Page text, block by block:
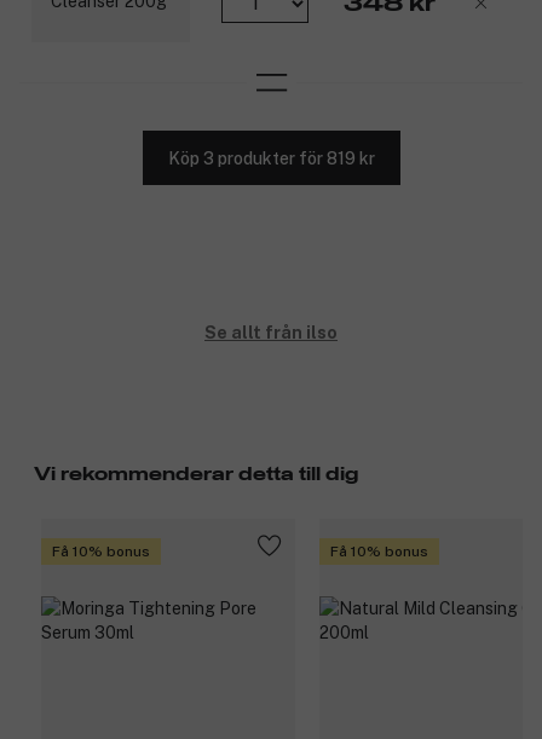
Köp 3 produkter för 819 kr
Se allt från ilso
Vi rekommenderar detta till dig
Få 10% bonus Få 10% bonus